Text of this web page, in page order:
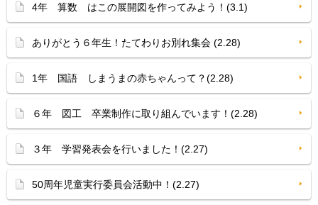
4年 算数 はこの展開図を作ってみよう！(3.1)
ありがとう６年生！たてわりお別れ集会 (2.28)
1年 国語 しまうまの赤ちゃんって？(2.28)
６年 図工 卒業制作に取り組んでいます！(2.28)
３年 学習発表会を行いました！(2.27)
50周年児童実行委員会活動中！(2.27)